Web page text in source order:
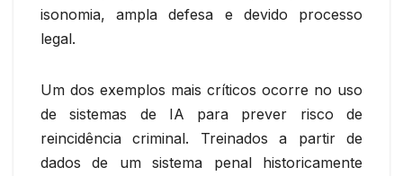
isonomia, ampla defesa e devido processo
legal.
Um dos exemplos mais críticos ocorre no uso
de sistemas de IA para prever risco de
reincidência criminal. Treinados a partir de
dados de um sistema penal historicamente